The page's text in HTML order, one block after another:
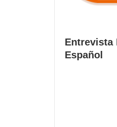
Entrevista
Español